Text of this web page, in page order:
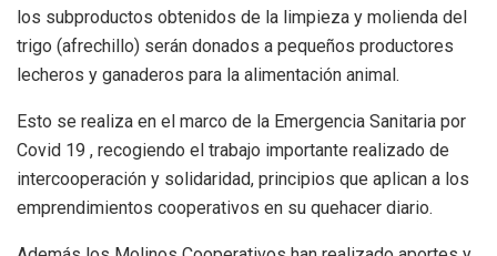
los subproductos obtenidos de la limpieza y molienda del
trigo (afrechillo) serán donados a pequeños productores
lecheros y ganaderos para la alimentación animal.
Esto se realiza en el marco de la Emergencia Sanitaria por
Covid 19 , recogiendo el trabajo importante realizado de
intercooperación y solidaridad, principios que aplican a los
emprendimientos cooperativos en su quehacer diario.